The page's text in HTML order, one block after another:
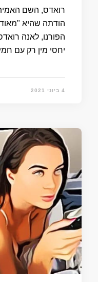
הודתה שהיא
הפורנו, לאנה
יחסי מין רק עם
4 ביוני 2021